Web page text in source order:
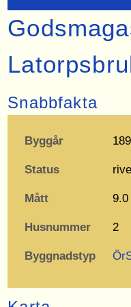
Snabbfakta
Byggår
Status
Mått 9.0
Husnummer 2
Byggnadstyp